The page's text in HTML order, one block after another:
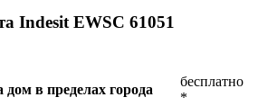
Indesit EWSC 61051
в пределах города
бесплатно
*